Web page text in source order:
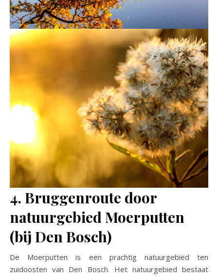
4. Bruggenroute door
natuurgebied Moerputten
(bij Den Bosch)
De Moerputten is een prachtig natuurgebied ten
zuidoosten van Den Bosch. Het natuurgebied bestaat